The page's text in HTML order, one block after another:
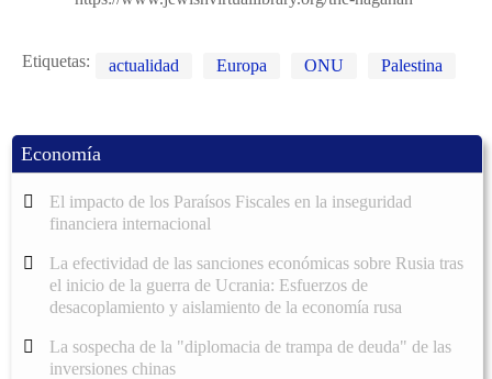
Economía
El impacto de los Paraísos Fiscales en la inseguridad
financiera internacional
La efectividad de las sanciones económicas sobre Rusia tras
el inicio de la guerra de Ucrania: Esfuerzos de
desacoplamiento y aislamiento de la economía rusa
La sospecha de la "diplomacia de trampa de deuda" de las
inversiones chinas
Etiquetas: actualidad Europa ONU Palestina